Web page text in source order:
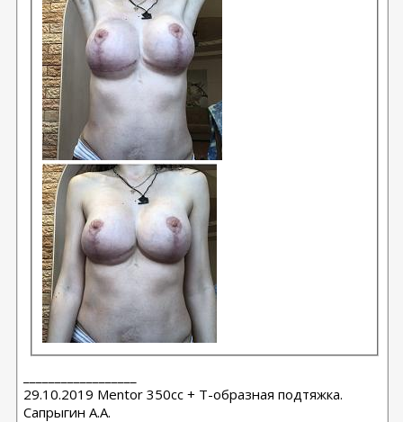
29.10.2019 Mentor 350cc + Т-образная подтяжка.
Сапрыгин А.А.